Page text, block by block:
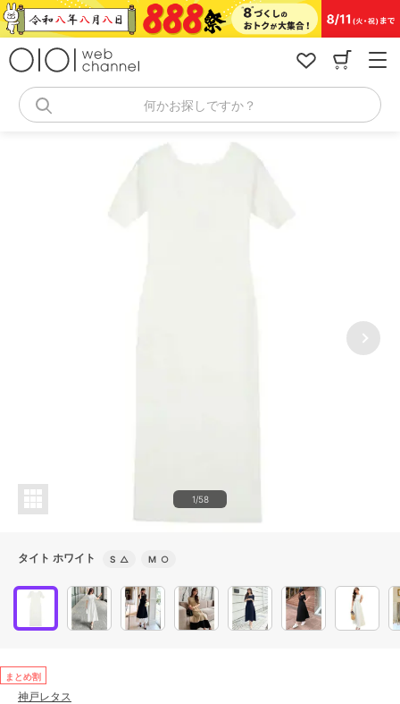
コ
ン
何かお探しですか？
1/58
タイト ホワイト S △ M ○
まとめ割
神戸レタス